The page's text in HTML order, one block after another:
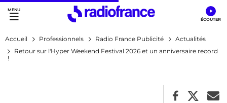
Accès direct :
Menu principal
Contenu
Accueil Professionnels Radio France Publicité
Actualités
Retour sur l'Hyper Weekend Festival 2026 et un anniversaire record
!